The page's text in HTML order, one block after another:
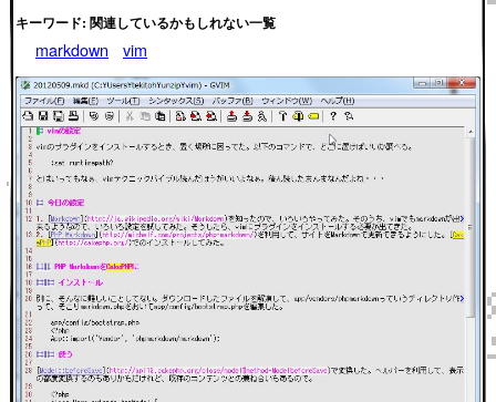
キーワード: 関連しているかもしれない一覧
markdown vim